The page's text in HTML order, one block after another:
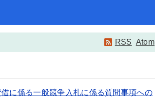
RSS Atom
に係る一般競争入札に係る質問事項への